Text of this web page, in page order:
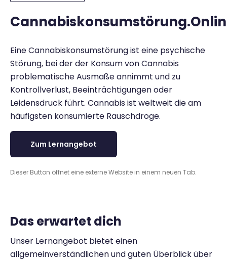
Eine Cannabiskonsumstörung ist eine psychische
Störung, bei der der Konsum von Cannabis
problematische Ausmaße annimmt und zu
Kontrollverlust, Beeinträchtigungen oder
Leidensdruck führt. Cannabis ist weltweit die am
häufigsten konsumierte Rauschdroge.
Zum Lernangebot
Dieser Button öffnet eine externe Website in einem neuen Tab.
Das erwartet dich
Unser Lernangebot bietet einen
allgemeinverständlichen und guten Überblick über